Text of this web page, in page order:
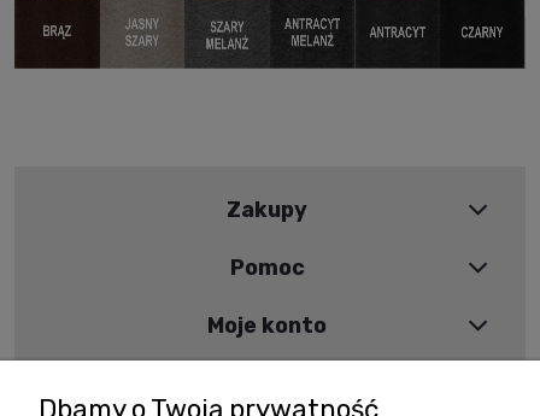
Zakupy
Pomoc
Moje konto
Dbamy o Twoją prywatność